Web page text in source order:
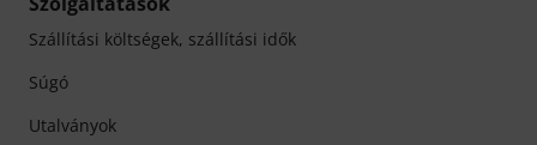
Szállítási költségek, szállítási idők
Súgó
Utalványok